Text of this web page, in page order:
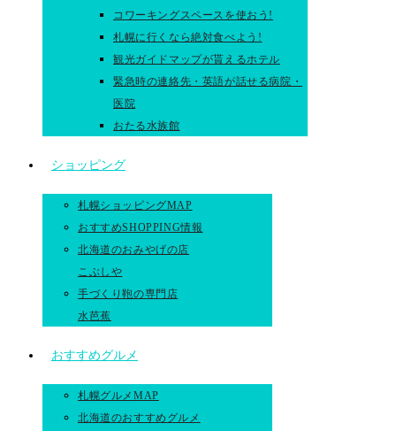
コワーキングスペースを使おう!
札幌に行くなら絶対食べよう!
観光ガイドマップが貰えるホテル
緊急時の連絡先・英語が話せる病院・
医院
おたる水族館
ショッピング
札幌ショッピングMAP
おすすめSHOPPING情報
北海道のおみやげの店
こぶしや
手づくり鞄の専門店
水芭蕉
おすすめグルメ
札幌グルメMAP
北海道のおすすめグルメ